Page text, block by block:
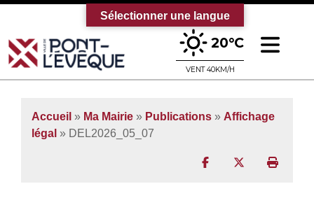
Bienvenue sur le site officiel de la
20°C
VENT 40KM/H
Accueil » Ma Mairie » Publications » Affichage
légal » DEL2026_05_07
Partager surPartager sur
Sélectionner une langue